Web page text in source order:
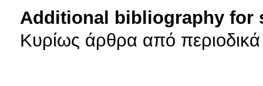
Additional bibliography for
Κυρίως άρθρα από περιοδικά